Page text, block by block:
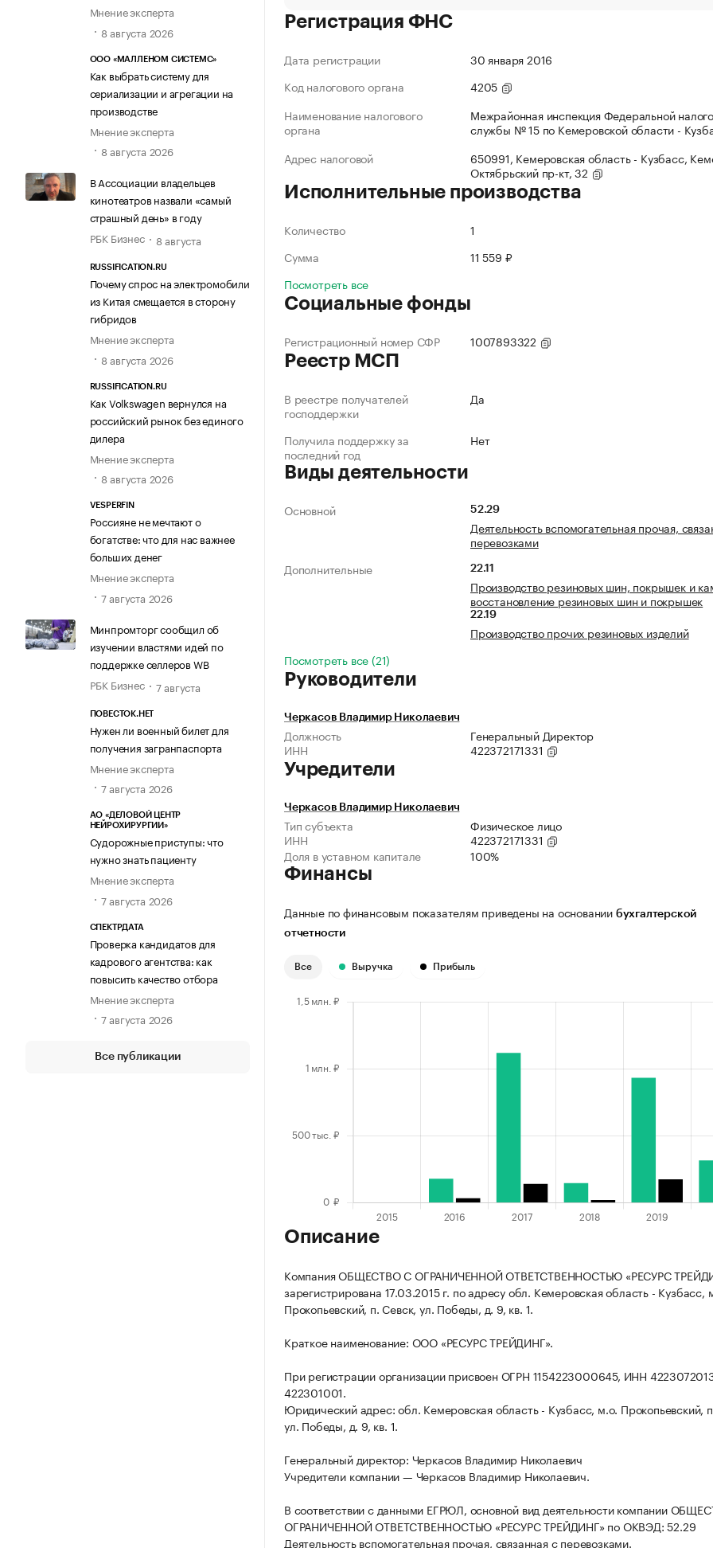
Мнение эксперта
8 августа 2026
ООО «МАЛЛЕНОМ СИСТЕМС»
Как выбрать систему для
сериализации и агрегации на
производстве
Мнение эксперта
8 августа 2026
В Ассоциации владельцев
кинотеатров назвали «самый
страшный день» в году
РБК Бизнес
8 августа
RUSSIFICATION.RU
Почему спрос на электромобили
из Китая смещается в сторону
гибридов
Мнение эксперта
8 августа 2026
RUSSIFICATION.RU
Как Volkswagen вернулся на
российский рынок без единого
дилера
Мнение эксперта
8 августа 2026
VESPERFIN
Россияне не мечтают о
богатстве: что для нас важнее
больших денег
Мнение эксперта
7 августа 2026
Минпромторг сообщил об
изучении властями идей по
поддержке селлеров WB
РБК Бизнес
7 августа
ПОВЕСТОК.НЕТ
Нужен ли военный билет для
получения загранпаспорта
Мнение эксперта
7 августа 2026
АО «ДЕЛОВОЙ ЦЕНТР
НЕЙРОХИРУРГИИ»
Судорожные приступы: что
нужно знать пациенту
Мнение эксперта
7 августа 2026
СПЕКТРДАТА
Проверка кандидатов для
кадрового агентства: как
повысить качество отбора
Мнение эксперта
7 августа 2026
Все публикации
Регистрация ФНС
Дата регистрации
30 января 2016
Код налогового органа
4205
Наименование налогового
органа
Межрайонная инспекция Федеральной
службы № 15 по Кемеровской области -
Адрес налоговой
650991, Кемеровская область - Кузбасс,
Октябрьский пр-кт, 32
Исполнительные производства
Количество
1
Сумма
11 559 ₽
Посмотреть все
Социальные фонды
Регистрационный номер СФР 1007893322
Реестр МСП
В реестре получателей
господдержки
Да
Получила поддержку за
последний год
Нет
Виды деятельности
Основной 52.29
Деятельность вспомогательная прочая,
перевозками
Дополнительные
22.11
Производство резиновых шин, покрышек и
восстановление резиновых шин и покрышек
22.19
Производство прочих резиновых изделий
Посмотреть все (21)
Руководители
Черкасов Владимир Николаевич
Должность
Генеральный Директор
ИНН
422372171331
Учредители
Черкасов Владимир Николаевич
Тип субъекта
Физическое лицо
ИНН
422372171331
Доля в уставном капитале
100%
Финансы
Данные по финансовым показателям приведены на основании бухгалтерской
отчетности
Все Выручка Прибыль
Описание
Компания ОБЩЕСТВО С ОГРАНИЧЕННОЙ ОТВЕТСТВЕННОСТЬЮ «РЕСУРС
зарегистрирована 17.03.2015 г. по адресу обл. Кемеровская область - Кузбасс,
Прокопьевский, п. Севск, ул. Победы, д. 9, кв. 1.
Краткое наименование: ООО «РЕСУРС ТРЕЙДИНГ».
При регистрации организации присвоен ОГРН 1154223000645, ИНН
422301001.
Юридический адрес: обл. Кемеровская область - Кузбасс, м.о. Прокопьевский,
ул. Победы, д. 9, кв. 1.
Генеральный директор: Черкасов Владимир Николаевич
Учредители компании — Черкасов Владимир Николаевич.
В соответствии с данными ЕГРЮЛ, основной вид деятельности компании
ОГРАНИЧЕННОЙ ОТВЕТСТВЕННОСТЬЮ «РЕСУРС ТРЕЙДИНГ» по ОКВЭД: 52.29
Деятельность вспомогательная прочая, связанная с перевозками.